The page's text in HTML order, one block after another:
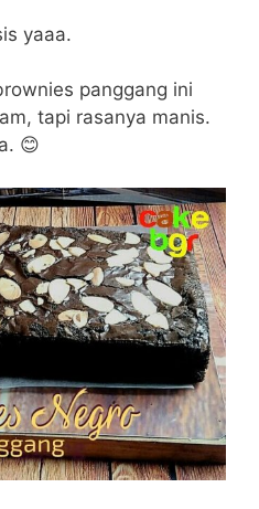
yaaa.
panggang ini
tapi rasanya manis.
😊